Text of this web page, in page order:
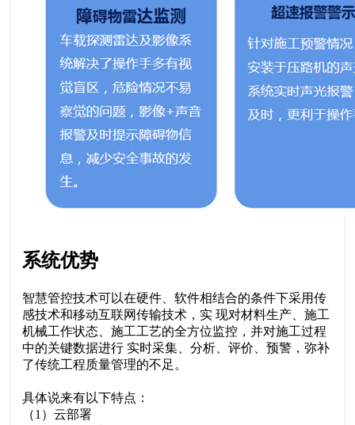
系统优势
智慧管控技术可以在硬件、软件相结合的条件下采用传
感技术和移动互联网传输技术，实 现对材料生产、施工
机械工作状态、施工工艺的全方位监控，并对施工过程
中的关键数据进行 实时采集、分析、评价、预警，弥补
了传统工程质量管理的不足。
具体说来有以下特点：
（1 ）云部署